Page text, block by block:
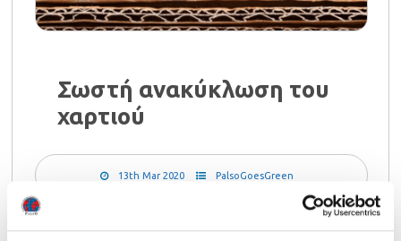
Σωστή ανακύκλωση του
χαρτιού
13th Mar 2020 PalsoGoesGreen